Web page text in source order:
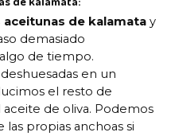
de kalamata y
demasiado
de tiempo.
en un
el resto de
de oliva. Podemos
propias anchoas si